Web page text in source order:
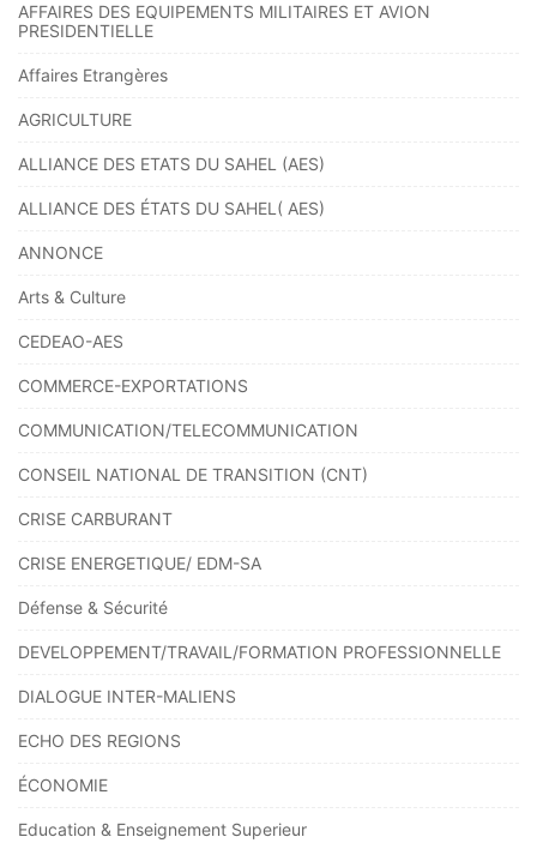
AFFAIRES DES EQUIPEMENTS MILITAIRES ET AVION
PRESIDENTIELLE
Affaires Etrangères
AGRICULTURE
ALLIANCE DES ETATS DU SAHEL (AES)
ALLIANCE DES ÉTATS DU SAHEL( AES)
ANNONCE
Arts & Culture
CEDEAO-AES
COMMERCE-EXPORTATIONS
COMMUNICATION/TELECOMMUNICATION
CONSEIL NATIONAL DE TRANSITION (CNT)
CRISE CARBURANT
CRISE ENERGETIQUE/ EDM-SA
Défense & Sécurité
DEVELOPPEMENT/TRAVAIL/FORMATION PROFESSIONNELLE
DIALOGUE INTER-MALIENS
ECHO DES REGIONS
ÉCONOMIE
Education & Enseignement Superieur